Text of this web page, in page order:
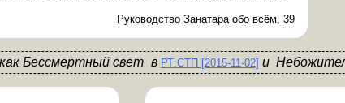
Руководство Занатара обо всём, 39
какБессмертный свет в РТ:СТП [2015-11-02]